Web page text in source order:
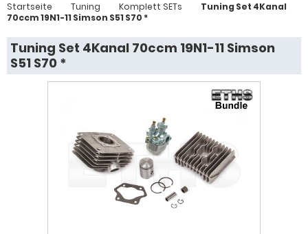
Startseite Tuning Komplett SETs
Tuning Set 4Kanal
70ccm 19N1-11 Simson S51 S70 *
Tuning Set 4Kanal 70ccm 19N1-11 Simson
S51 S70 *